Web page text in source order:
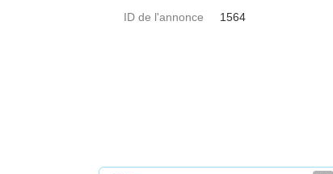
ID de l'annonce 1564